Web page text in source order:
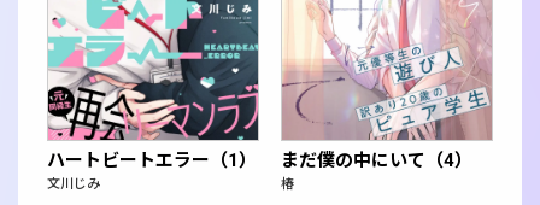
ハートビートエラー（1）
文川じみ
まだ僕の中にいて（4）
椿